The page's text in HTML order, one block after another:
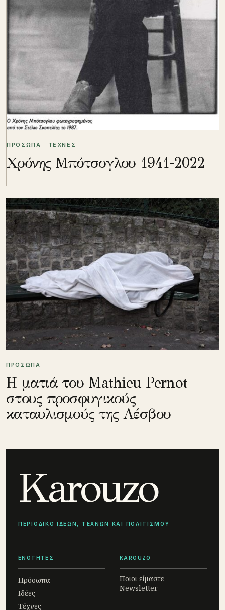
ΠΡΟΣΩΠΑ · ΤΕΧΝΕΣ
Χρόνης Μπότσογλου 1941-2022
ΠΡΟΣΩΠΑ
Η ματιά του Mathieu Pernot
στους προσφυγικούς
καταυλισμούς της Λέσβου
Karouzo
ΠΕΡΙΟΔΙΚΟ ΙΔΕΩΝ, ΤΕΧΝΩΝ ΚΑΙ ΠΟΛΙΤΙΣΜΟΥ
ΕΝΟΤΗΤΕΣ
Πρόσωπα
Ιδέες
Τέχνες
KAROUZO
Ποιοι είμαστε
Newsletter